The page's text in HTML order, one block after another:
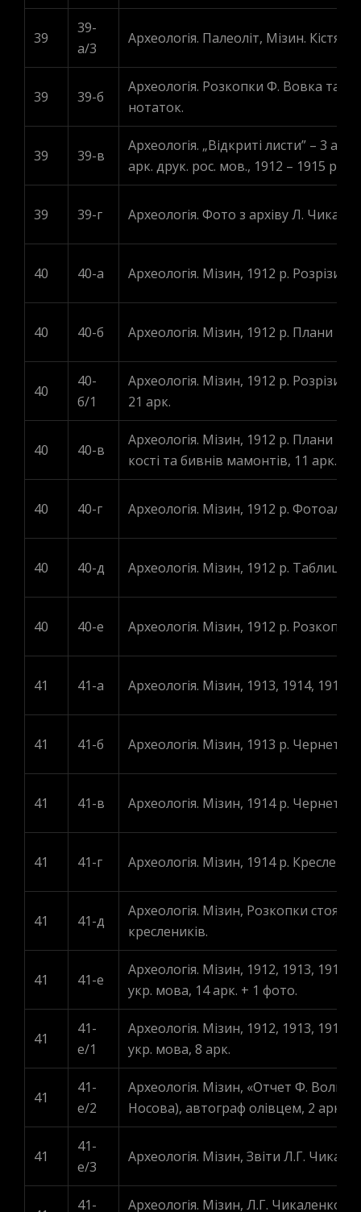
39
39-
a/3
Археологія. Палеоліт, Мізин.
39 39-б
Археологія. Розкопки Ф. Вовка та
нотаток.
39 39-в
Археологія. „Відкриті листи” – 3
арк. друк. рос. мов., 1912 – 1915 рр.
39 39-г Археологія. Фото з архіву Л.
40 40-а Археологія. Мізин, 1912 р. Розрізи
40 40-б Археологія. Мізин, 1912 р. Плани
40
40-
б/1
Археологія. Мізин, 1912 р.
21 арк.
40 40-в
Археологія. Мізин, 1912 р. Плани
кості та бивнів мамонтів, 11 арк.
40 40-г Археологія. Мізин, 1912 р.
40 40-д Археологія. Мізин, 1912 р. Таблиці
40 40-е Археологія. Мізин, 1912 р.
41 41-a Археологія. Мізин, 1913, 1914, 1916
41 41-б Археологія. Мізин, 1913 р.
41 41-в Археологія. Мізин, 1914 р.
41 41-г Археологія. Мізин, 1914 р.
41 41-д
Археологія. Мізин, Розкопки
креслеників.
41 41-е
Археологія. Мізин, 1912, 1913,
укр. мова, 14 арк. + 1 фото.
41
41-
e/1
Археологія. Мізин, 1912, 1913,
укр. мова, 8 арк.
41
41-
e/2
Археологія. Мізин, «Отчет Ф.
Носова), автограф олівцем, 2 арк.
41
41-
e/3
Археологія. Мізин, Звіти Л.Г.
41- Археологія. Мізин, Л.Г. Чикаленко.